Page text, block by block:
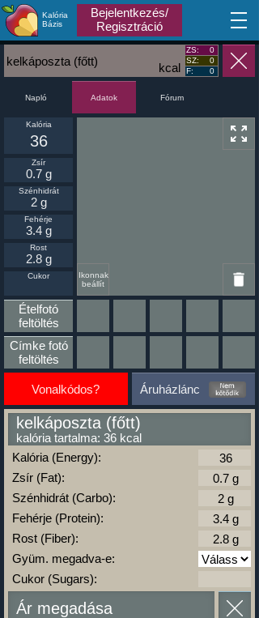
Kalória
Bázis
Bejelentkezés/
Regisztráció
MA
kcal
kelkáposzta (főtt)
ZS:
0
SZ:
0
F:
0
Napló Adatok Fórum
Ikonnak
beállít
Kalória
36
Zsír
0.7 g
Szénhidrát
2 g
Fehérje
3.4 g
Rost
2.8 g
Cukor
Ételfotó
feltöltés
Címke fotó
feltöltés
Vonalkódos? Áruházlánc
kelkáposzta (főtt)
kalória tartalma: 36 kcal
Kalória (Energy):
Zsír (Fat):
Szénhidrát (Carbo):
Fehérje (Protein):
Rost (Fiber):
Gyüm. megadva-e:
Cukor (Sugars):
Ár megadása